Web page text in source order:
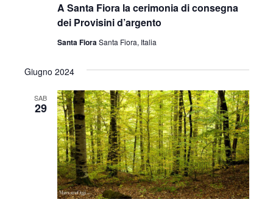
A Santa Fiora la cerimonia di consegna
dei Provisini d’argento
Santa FioraSanta Fiora, Italia
Giugno 2024
SAB
29